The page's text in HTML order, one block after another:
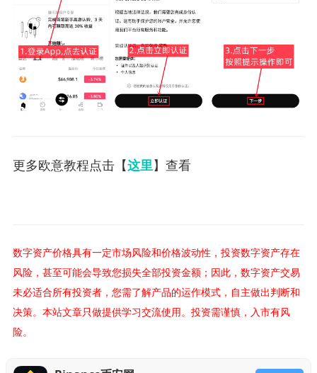
更多欧意教程点击【这里】查看
数字资产价格具有一定市场风险和价格波动性，投资数字资产存在
风险，甚至可能会导致您损失全部投资金额；因此，数字资产交易
未必适合所有投资者，您需了解产品的运作模式，自主做出判断和
决策。本站文章只做提供学习交流使用。投资需谨慎，入市有风
险。